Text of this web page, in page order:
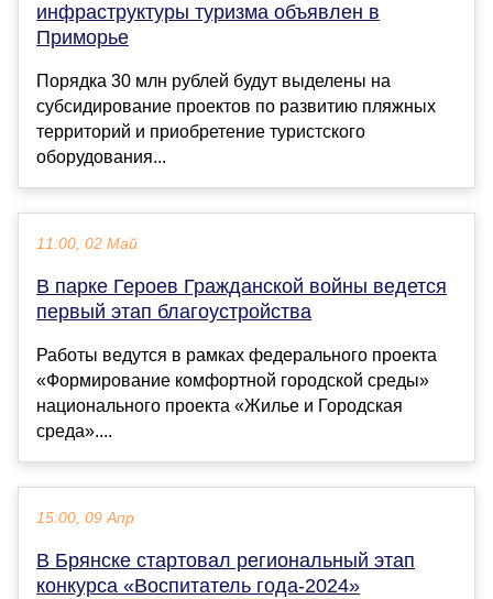
инфраструктуры туризма объявлен в
Приморье
Порядка 30 млн рублей будут выделены на
субсидирование проектов по развитию пляжных
территорий и приобретение туристского
оборудования...
11:00, 02 Май
В парке Героев Гражданской войны ведется
первый этап благоустройства
Работы ведутся в рамках федерального проекта
«Формирование комфортной городской среды»
национального проекта «Жилье и Городская
среда»....
15:00, 09 Апр
В Брянске стартовал региональный этап
конкурса «Воспитатель года-2024»